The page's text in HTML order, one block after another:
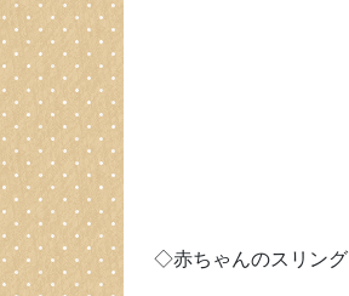
◇赤ちゃんのスリング